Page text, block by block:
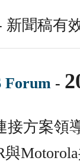
新聞稿有
Forum -
方案領